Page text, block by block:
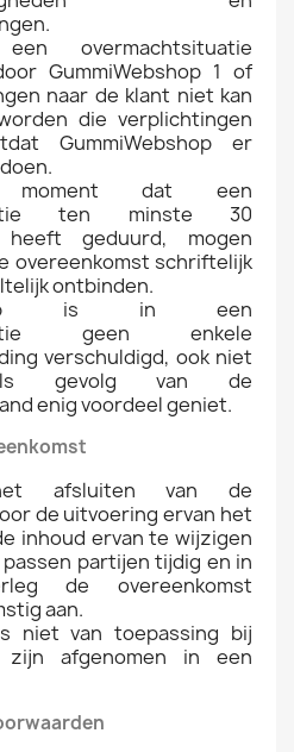
overmachtsituatie
GummiWebshop 1 of
naar de klant niet kan
die verplichtingen
GummiWebshop er
dat een
ten minste 30
heeft geduurd, mogen
overeenkomst schriftelijk
ontbinden.
is in een
geen enkele
verschuldigd, ook niet
gevolg van de
enig voordeel geniet.
afsluiten van de
de uitvoering ervan het
inhoud ervan te wijzigen
partijen tijdig en in
de overeenkomst
aan.
niet van toepassing bij
zijn afgenomen in een